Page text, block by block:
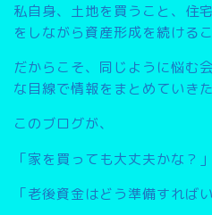
私自身、土地を買うこと、住
をしながら資産形成を続ける
だからこそ、同じように悩む
な目線で情報をまとめていき
このブログが、
「家を買っても大丈夫かな？」
「老後資金はどう準備すれば